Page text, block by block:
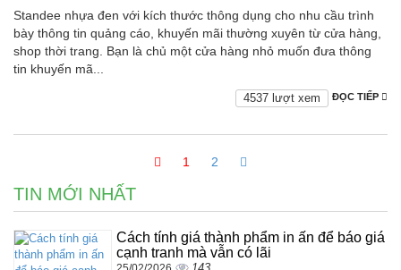
Standee nhựa đen với kích thước thông dụng cho nhu cầu trình
bày thông tin quảng cáo, khuyến mãi thường xuyên từ cửa hàng,
shop thời trang. Bạn là chủ một cửa hàng nhỏ muốn đưa thông
tin khuyến mã...
ĐỌC TIẾP
4537 lượt xem
1 2
TIN MỚI NHẤT
Cách tính giá thành phẩm in ấn để báo giá
cạnh tranh mà vẫn có lãi